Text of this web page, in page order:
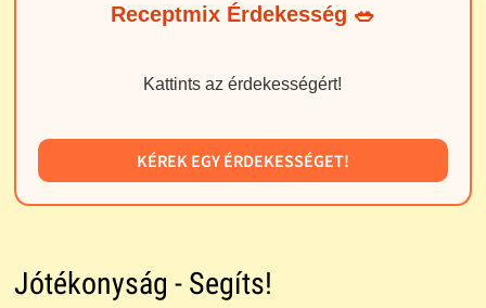
Receptmix Érdekesség 🥗
Kattints az érdekességért!
KÉREK EGY ÉRDEKESSÉGET!
Jótékonyság - Segíts!